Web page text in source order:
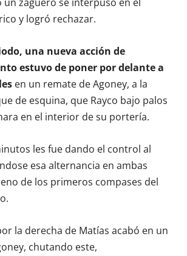
y logró rechazar.
una nueva acción de
estuvo de poner por delante a
en un remate de Agoney, a la
de esquina, que Rayco bajo palos
en el interior de su portería.
les fue dando el control al
esa alternancia en ambas
de los primeros compases del
la derecha de Matías acabó en un
chutando este,